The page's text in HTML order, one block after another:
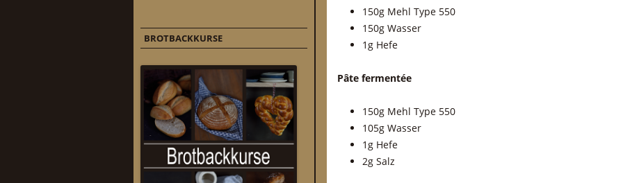
150g Mehl Type 550
150g Wasser
1g Hefe
Pâte fermentée
150g Mehl Type 550
105g Wasser
1g Hefe
2g Salz
BROTBACKKURSE